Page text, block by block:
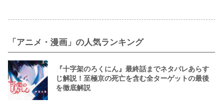
「アニメ・漫画」の人気ランキング
『十字架のろくにん』最終話までネタバレあらす
じ解説！至極京の死亡を含む全ターゲットの最後
を徹底解説